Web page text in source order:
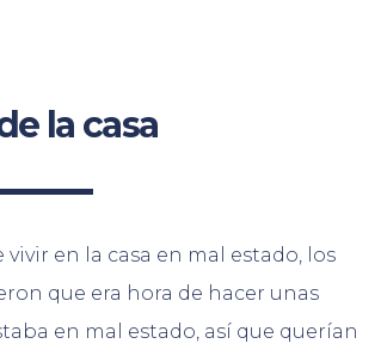
la casa
vivir en la casa en mal estado, los
que era hora de hacer unas
en mal estado, así que querían